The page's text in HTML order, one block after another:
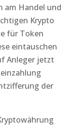
am Handel und
Krypto
für Token
eintauschen
Anleger jetzt
der